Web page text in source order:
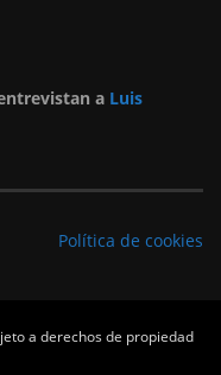
a Luis
Política de cookies
a derechos de propiedad